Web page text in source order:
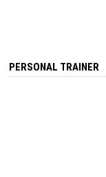
PERSONAL TRAINER